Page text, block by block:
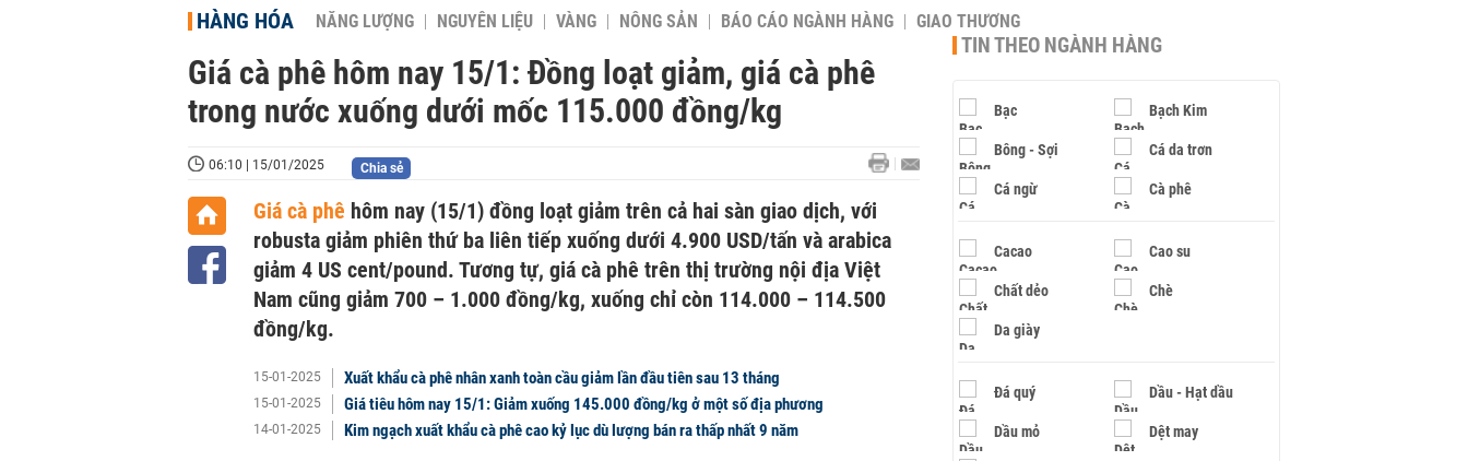
HÀNG HÓA NĂNG LƯỢNG NGUYÊN LIỆU VÀNG NÔNG SẢN BÁO CÁO NGÀNH HÀNG GIAO THƯƠNG
Giá cà phê hôm nay 15/1: Đồng loạt giảm, giá cà phê
trong nước xuống dưới mốc 115.000 đồng/kg
06:10 | 15/01/2025 Chia sẻ
Giá cà phê hôm nay (15/1) đồng loạt giảm trên cả hai sàn giao dịch, với
robusta giảm phiên thứ ba liên tiếp xuống dưới 4.900 USD/tấn và arabica
giảm 4 US cent/pound. Tương tự, giá cà phê trên thị trường nội địa Việt
Nam cũng giảm 700 – 1.000 đồng/kg, xuống chỉ còn 114.000 – 114.500
đồng/kg.
15-01-2025 Xuất khẩu cà phê nhân xanh toàn cầu giảm lần đầu tiên sau 13 tháng
15-01-2025 Giá tiêu hôm nay 15/1: Giảm xuống 145.000 đồng/kg ở một số địa phương
14-01-2025 Kim ngạch xuất khẩu cà phê cao kỷ lục dù lượng bán ra thấp nhất 9 năm
TIN THEO NGÀNH HÀNG
Bạc Bạch Kim
Bông - Sợi Cá da trơn
Cá ngừ Cà phê
Cacao Cao su
Chất dẻo Chè
Da giày
Đá quý Dầu - Hạt dầu
Dầu mỏ Dệt may